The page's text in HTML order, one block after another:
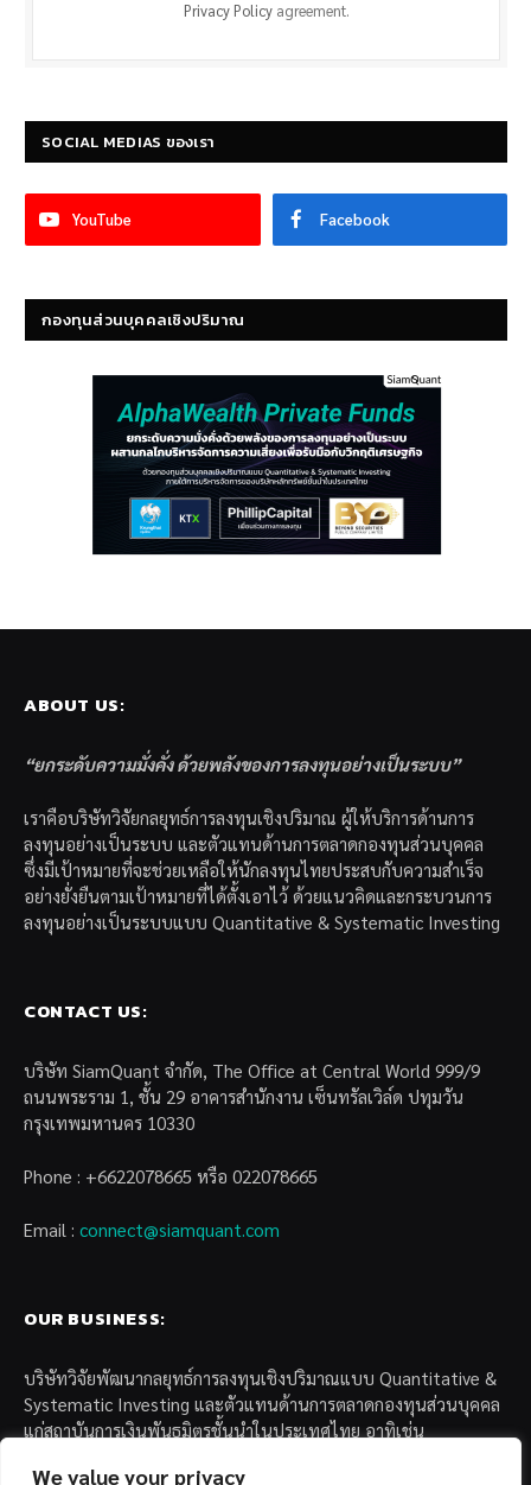
We value your privacy
Privacy Policyagreement.
SOCIAL MEDIAS ของเรา
YouTube Facebook
กองทุนส่วนบุคคลเชิงปริมาณ
ABOUT US:
“ยกระดับความมั่งคั่ง ด้วยพลังของการลงทุนอย่างเป็นระบบ”
เราคือบริษัทวิจัยกลยุทธ์การลงทุนเชิงปริมาณ ผู้ให้บริการด้านการ
ลงทุนอย่างเป็นระบบ และตัวแทนด้านการตลาดกองทุนส่วนบุคคล
ซึ่งมีเป้าหมายที่จะช่วยเหลือให้นักลงทุนไทยประสบกับความสำเร็จ
อย่างยั่งยืนตามเป้าหมายที่ได้ตั้งเอาไว้ ด้วยแนวคิดและกระบวนการ
ลงทุนอย่างเป็นระบบแบบ Quantitative & Systematic Investing
CONTACT US:
บริษัท SiamQuant จำกัด, The Office at Central World 999/9
ถนนพระราม 1, ชั้น 29 อาคารสำนักงาน เซ็นทรัลเวิล์ด ปทุมวัน
กรุงเทพมหานคร 10330
Phone : +6622078665 หรือ 022078665
Email : connect@siamquant.com
OUR BUSINESS:
บริษัทวิจัยพัฒนากลยุทธ์การลงทุนเชิงปริมาณแบบ Quantitative &
Systematic Investing และตัวแทนด้านการตลาดกองทุนส่วนบุคคล
แก่สถาบันการเงินพันธมิตรชั้นนำในประเทศไทย อาทิเช่น